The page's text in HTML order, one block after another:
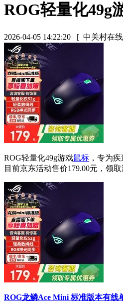
ROG轻量化49g
2026-04-05 14:22:20 [ 中关村在
ROG轻量化49g游戏鼠标 ，专为
目前京东活动售价179.00元，领
ROG龙鳞Ace Mini 标准版本有线